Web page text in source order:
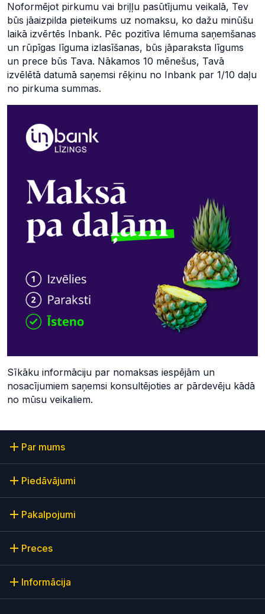
Noformējot pirkumu vai briļļu pasūtījumu veikalā, Tev
būs jāaizpilda pieteikums uz nomaksu, ko dažu minūšu
laikā izvērtēs Inbank. Pēc pozitīva lēmuma saņemšanas
un rūpīgas līguma izlasīšanas, būs jāparaksta līgums
un prece būs Tava. Nākamos 10 mēnešus, Tavā
izvēlētā datumā saņemsi rēķinu no Inbank par 1/10 daļu
no pirkuma summas.
Sīkāku informāciju par nomaksas iespējām un
nosacījumiem saņemsi konsultējoties ar pārdevēju kādā
no mūsu veikaliem.
Par mums
Piedāvājumi
Pakalpojumi
Preces
Informācija